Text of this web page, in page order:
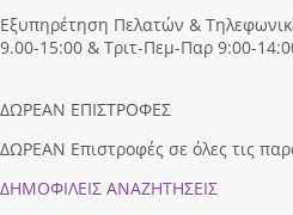
Εξυπηρέτηση Πελατών &
9.00-15:00 & Τριτ-Πεμ-Παρ 9:00-
ΔΩΡΕΑΝ ΕΠΙΣΤΡΟΦΕΣ
ΔΩΡΕΑΝ Επιστροφές σε όλες τις
ΔΗΜΟΦΙΛEIΣ ΑΝΑΖΗΤΗΣΕΙΣ